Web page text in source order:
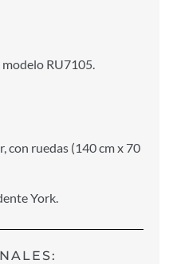
RU7105.
con ruedas (140 cm x 70
York.